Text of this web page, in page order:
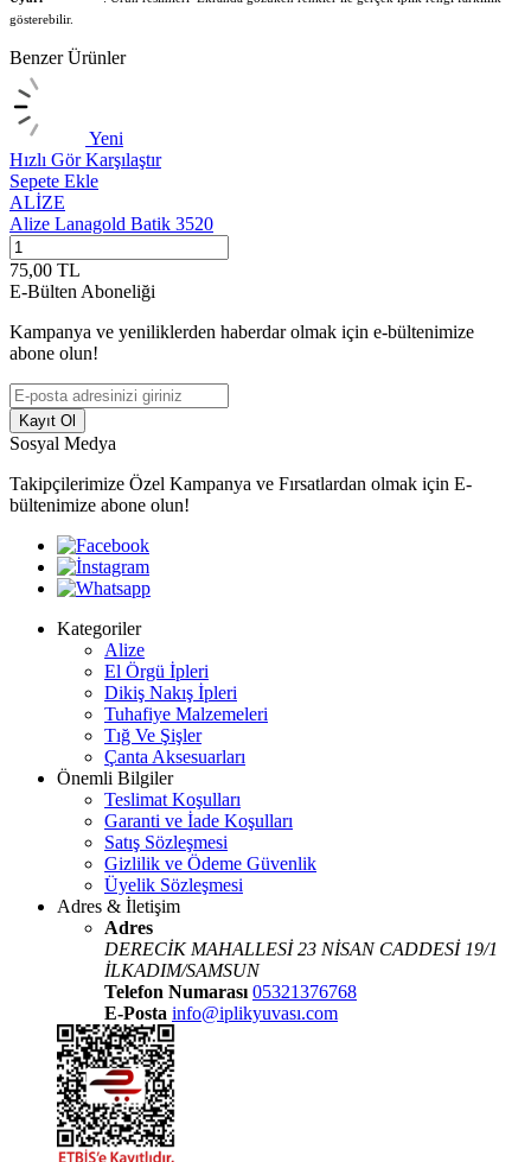
gösterebilir.
Benzer Ürünler
Yeni
Hızlı GörKarşılaştır
Sepete Ekle
ALİZE
Alize Lanagold Batik 3520
75,00 TL
E-Bülten Aboneliği
Kampanya ve yeniliklerden haberdar olmak için e-bültenimize
abone olun!
Kayıt Ol
Sosyal Medya
Takipçilerimize Özel Kampanya ve Fırsatlardan olmak için E-
bültenimize abone olun!
Kategoriler
Alize
El Örgü İpleri
Dikiş Nakış İpleri
Tuhafiye Malzemeleri
Tığ Ve Şişler
Çanta Aksesuarları
Önemli Bilgiler
Teslimat Koşulları
Garanti ve İade Koşulları
Satış Sözleşmesi
Gizlilik ve Ödeme Güvenlik
Üyelik Sözleşmesi
Adres & İletişim
Adres
DERECİK MAHALLESİ 23 NİSAN CADDESİ 19/1
İLKADIM/SAMSUN
Telefon Numarası 05321376768
E-Posta info@iplikyuvası.com